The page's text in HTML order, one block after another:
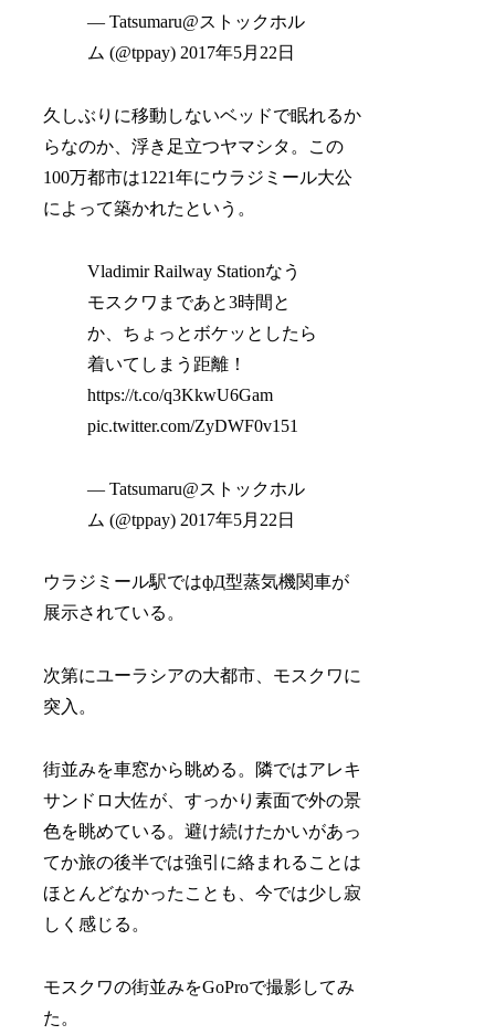
— Tatsumaru@ストックホル
ム (@tppay) 2017年5月22日
久しぶりに移動しないベッドで眠れるか
らなのか、浮き足立つヤマシタ。この
100万都市は1221年にウラジミール大公
によって築かれたという。
Vladimir Railway Stationなう
モスクワまであと3時間と
か、ちょっとボケッとしたら
着いてしまう距離！
https://t.co/q3KkwU6Gam
pic.twitter.com/ZyDWF0v151
— Tatsumaru@ストックホル
ム (@tppay) 2017年5月22日
ウラジミール駅ではфД型蒸気機関車が
展示されている。
次第にユーラシアの大都市、モスクワに
突入。
街並みを車窓から眺める。隣ではアレキ
サンドロ大佐が、すっかり素面で外の景
色を眺めている。避け続けたかいがあっ
てか旅の後半では強引に絡まれることは
ほとんどなかったことも、今では少し寂
しく感じる。
モスクワの街並みをGoProで撮影してみ
た。